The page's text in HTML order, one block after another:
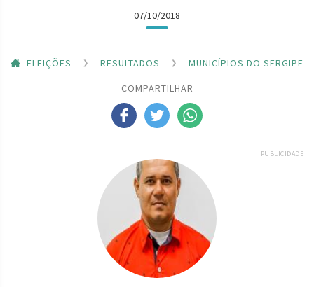
07/10/2018
ELEIÇÕES RESULTADOS
MUNICÍPIOS DO SERGIPE
COMPARTILHAR
PUBLICIDADE